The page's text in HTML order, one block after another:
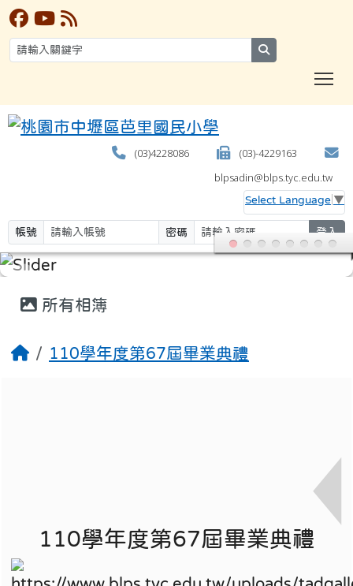
(03)4228086
(03)-4229163
blpsadin@blps.tyc.edu.tw
Select Language ▼
帳號 密碼 登入
所有相簿
110學年度第67屆畢業典禮
110學年度第67屆畢業典禮